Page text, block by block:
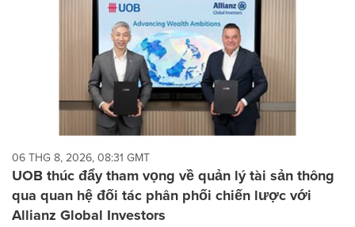
06 THG 8, 2026, 08:31 GMT
UOB thúc đẩy tham vọng về quản lý tài sản thông
qua quan hệ đối tác phân phối chiến lược với
Allianz Global Investors